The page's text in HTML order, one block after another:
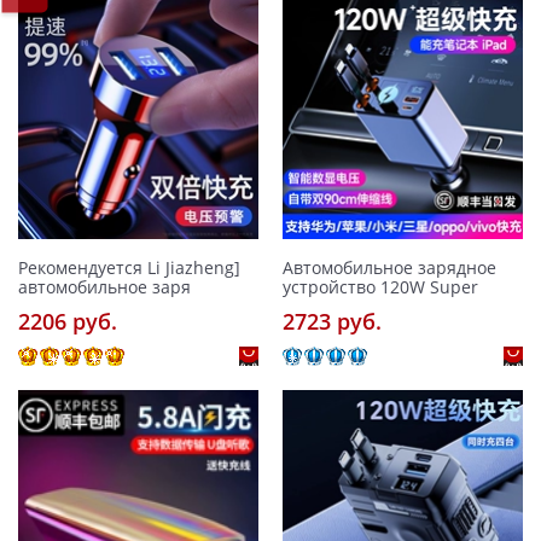
Рекомендуется Li Jiazheng]
автомобильное заря
2206 pуб.
Автомобильное зарядное
устройство 120W Super
2723 pуб.